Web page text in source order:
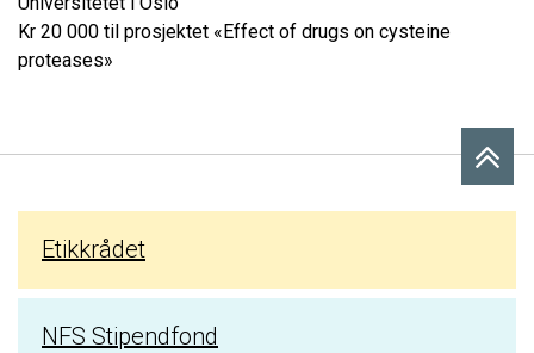
Kr 20 000 til prosjektet «Effect of drugs on cysteine
proteases»
Etikkrådet
NFS Stipendfond